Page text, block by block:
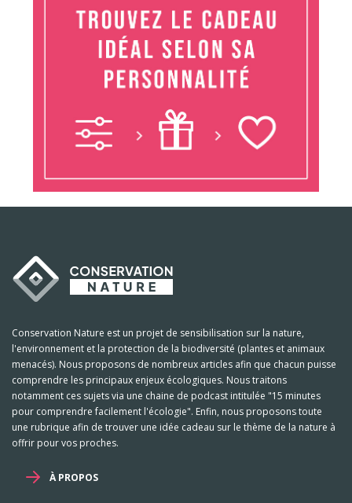
Conservation Nature est un projet de sensibilisation sur la nature,
l'environnement et la protection de la biodiversité (plantes et animaux
menacés). Nous proposons de nombreux articles afin que chacun puisse
comprendre les principaux enjeux écologiques. Nous traitons
notamment ces sujets via une chaine de podcast intitulée "15 minutes
pour comprendre facilement l'écologie". Enfin, nous proposons toute
une rubrique afin de trouver une idée cadeau sur le thème de la nature à
offrir pour vos proches.
À PROPOS